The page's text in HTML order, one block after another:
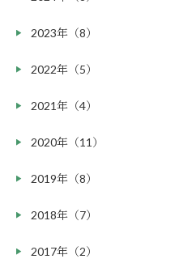
2023年（8）
2022年（5）
2021年（4）
2020年（11）
2019年（8）
2018年（7）
2017年（2）